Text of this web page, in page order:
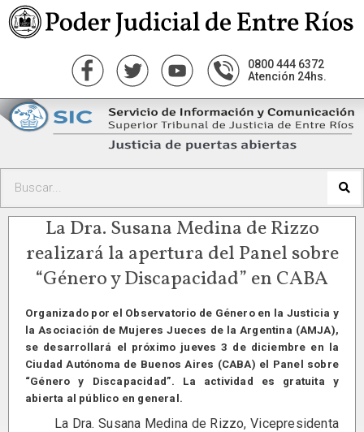
0800 444 6372
Atención 24hs.
La Dra. Susana Medina de Rizzo
realizará la apertura del Panel sobre
“Género y Discapacidad” en CABA
Organizado por el Observatorio de Género en la Justicia y
la Asociación de Mujeres Jueces de la Argentina (AMJA),
se desarrollará el próximo jueves 3 de diciembre en la
Ciudad Autónoma de Buenos Aires (CABA) el Panel sobre
“Género y Discapacidad”. La actividad es gratuita y
abierta al público en general.
La Dra. Susana Medina de Rizzo, Vicepresidenta